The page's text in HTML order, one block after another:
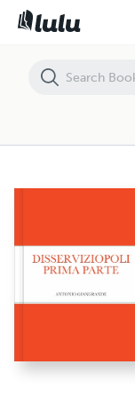
DISSERVIZIOPOLI